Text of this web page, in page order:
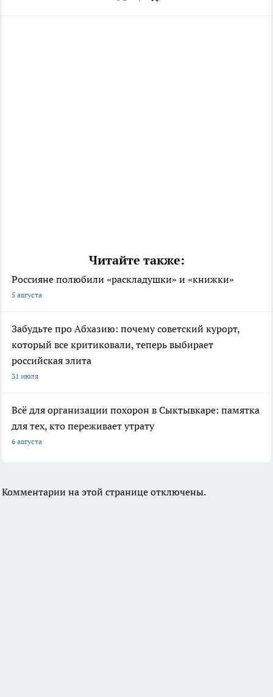
Читайте также:
Россияне полюбили «раскладушки» и «книжки»
5 августа
Забудьте про Абхазию: почему советский курорт,
который все критиковали, теперь выбирает
российская элита
31 июля
Всё для организации похорон в Сыктывкаре: памятка
для тех, кто переживает утрату
6 августа
Комментарии на этой странице отключены.